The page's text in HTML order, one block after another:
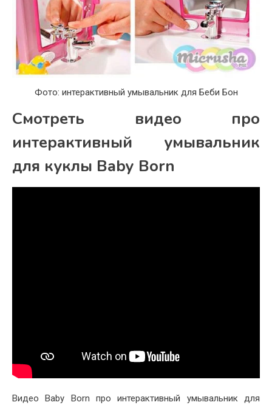
Фото: интерактивный умывальник для Беби Бон
Смотреть видео про
интерактивный умывальник
для куклы Baby Born
Видео Baby Born про интерактивный умывальник для